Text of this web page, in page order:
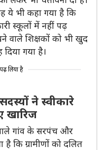
ये भी कहा गया है कि
स्कूलों में नहीं पढ़
वाले शिक्षकों को भी खुद
गया है।
पढ़ लिया है
ने स्वीकारे
खारिज
गांव के सरपंच और
कि ग्रामीणों को दलित